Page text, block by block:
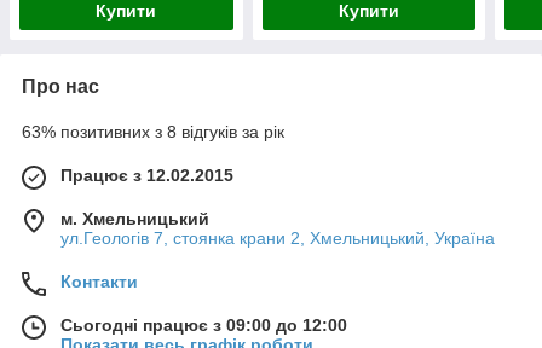
Купити Купити
Про нас
63% позитивних з 8 відгуків за рік
Працює з 12.02.2015
м. Хмельницький
ул.Геологів 7, стоянка крани 2, Хмельницький, Україна
Контакти
Сьогодні працює з 09:00 до 12:00